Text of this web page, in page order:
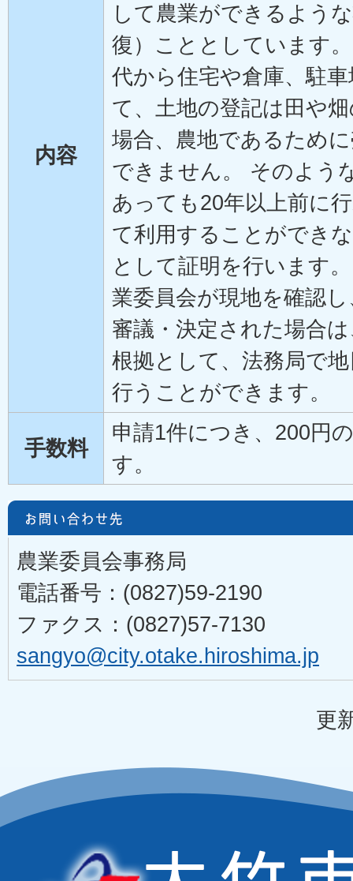
内容
して農業ができるよう
復）こととしています
代から住宅や倉庫、駐
て、土地の登記は田や
場合、農地であるため
できません。 そのよう
あっても20年以上前に
て利用することができ
として証明を行います
業委員会が現地を確認
審議・決定された場合
根拠として、法務局で
行うことができます。
手数料
申請1件につき、200円
す。
農業委員会事務局
電話番号：(0827)59-2190
ファクス：(0827)57-7130
sangyo@city.otake.hiroshima.jp
更